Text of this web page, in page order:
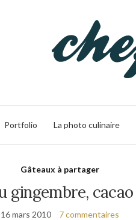
Portfolio La photo culinaire
Gâteaux à partager
gingembre,
16 mars 2010 7 commentaires